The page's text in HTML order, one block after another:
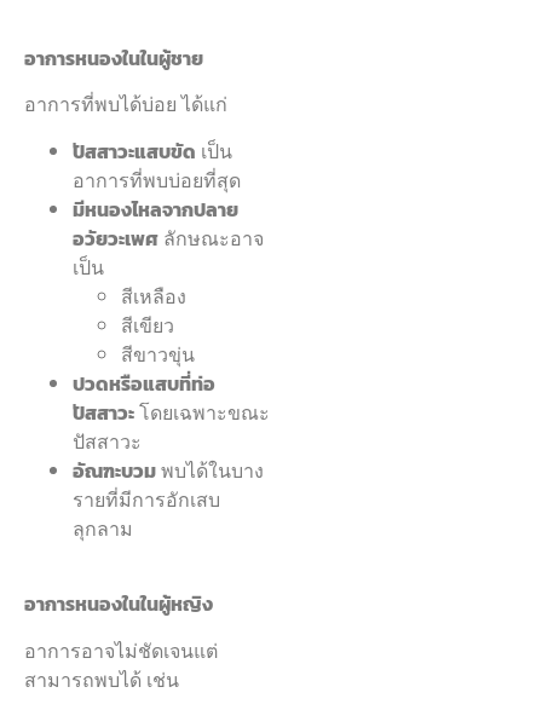
อาการหนองในในผู้ชาย
อาการที่พบได้บ่อย ได้แก่
ปัสสาวะแสบขัด เป็น
อาการที่พบบ่อยที่สุด
มีหนองไหลจากปลาย
อวัยวะเพศ ลักษณะอาจ
เป็น
สีเหลือง
สีเขียว
สีขาวขุ่น
ปวดหรือแสบที่ท่อ
ปัสสาวะโดยเฉพาะขณะ
ปัสสาวะ
อัณฑะบวมพบได้ในบาง
รายที่มีการอักเสบ
ลุกลาม
อาการหนองในในผู้หญิง
อาการอาจไม่ชัดเจนแต่
สามารถพบได้ เช่น